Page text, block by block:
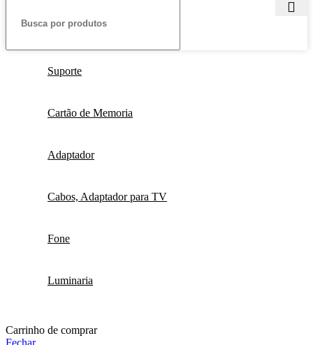
Suporte
Cartão de Memoria
Adaptador
Cabos, Adaptador para TV
Fone
Luminaria
Carrinho de comprar
Fechar